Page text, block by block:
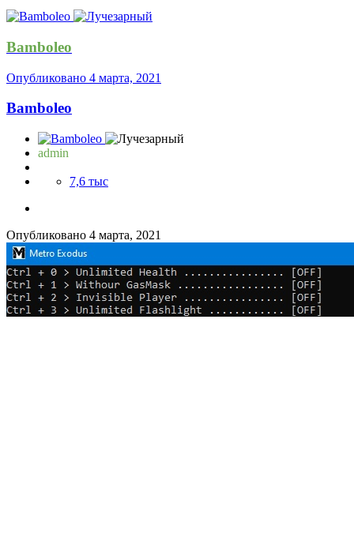
Bamboleo
Опубликовано 4 марта, 2021
Bamboleo
admin
7,6 тыс
Опубликовано 4 марта, 2021